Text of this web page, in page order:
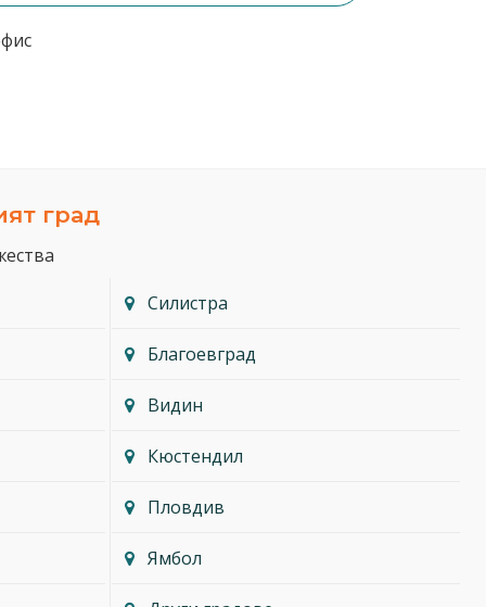
град
Силистра
Благоевград
Видин
Кюстендил
Пловдив
Ямбол